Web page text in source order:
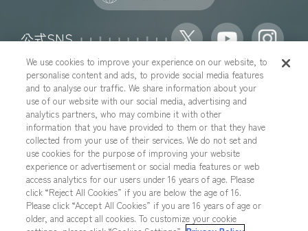
公式SNS
推奨環境について
お問い合わせ
Cookies Settings
プライバシーポリシー
プライバシーノーティス
YouTubeガイドラインについて
地域を選択する
本サイトに掲載されているすべての画像・テキスト・データの無断転
We use cookies to improve your experience on our website, to
personalise content and ads, to provide social media features
and to analyse our traffic. We share information about your
use of our website with our social media, advertising and
analytics partners, who may combine it with other
information that you have provided to them or that they have
collected from your use of their services. We do not set and
use cookies for the purpose of improving your website
experience or advertisement or social media features or web
access analytics for our users under 16 years of age. Please
click “Reject All Cookies” if you are below the age of 16.
Please click “Accept All Cookies” if you are 16 years of age or
older, and accept all cookies. To customize your cookie